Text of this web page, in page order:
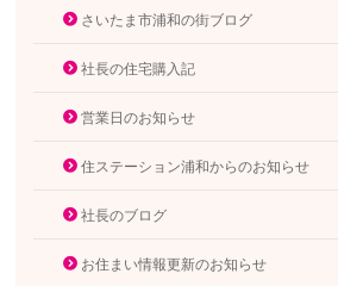
さいたま市浦和の街ブログ
社長の住宅購入記
営業日のお知らせ
住ステーション浦和からのお知らせ
社長のブログ
お住まい情報更新のお知らせ